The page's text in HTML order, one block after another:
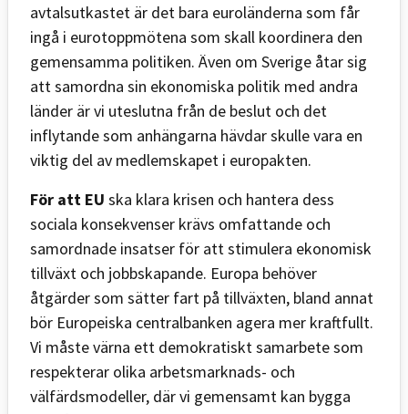
avtalsutkastet är det bara euroländerna som får
ingå i eurotoppmötena som skall koordinera den
gemensamma politiken. Även om Sverige åtar sig
att samordna sin ekonomiska politik med andra
länder är vi uteslutna från de beslut och det
inflytande som anhängarna hävdar skulle vara en
viktig del av medlemskapet i europakten.
För att EU ska klara krisen och hantera dess
sociala konsekvenser krävs omfattande och
samordnade insatser för att stimulera ekonomisk
tillväxt och jobbskapande. Europa behöver
åtgärder som sätter fart på tillväxten, bland annat
bör Europeiska centralbanken agera mer kraftfullt.
Vi måste värna ett demokratiskt samarbete som
respekterar olika arbetsmarknads- och
välfärdsmodeller, där vi gemensamt kan bygga